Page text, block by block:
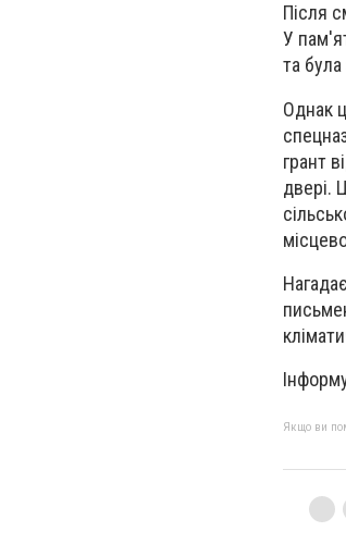
Після
У
та
Однак
грант
двері.
Якщо ви